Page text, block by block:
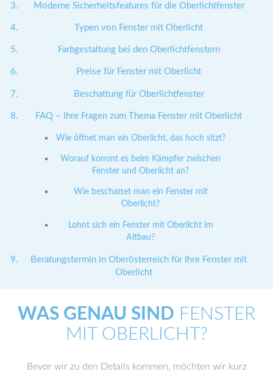
Moderne Sicherheitsfeatures für die Oberlichtfenster
Typen von Fenster mit Oberlicht
Farbgestaltung bei den Oberlichtfenstern
Preise für Fenster mit Oberlicht
Beschattung für Oberlichtfenster
FAQ – Ihre Fragen zum Thema Fenster mit Oberlicht
Wie öffnet man ein Oberlicht, das hoch sitzt?
Worauf kommt es beim Kämpfer zwischen
Fenster und Oberlicht an?
Wie beschattet man ein Fenster mit
Oberlicht?
Lohnt sich ein Fenster mit Oberlicht im
Altbau?
Beratungstermin in Oberösterreich für Ihre Fenster mit
Oberlicht
WAS GENAU SIND FENSTER
MIT OBERLICHT?
Bevor wir zu den Details kommen, möchten wir kurz